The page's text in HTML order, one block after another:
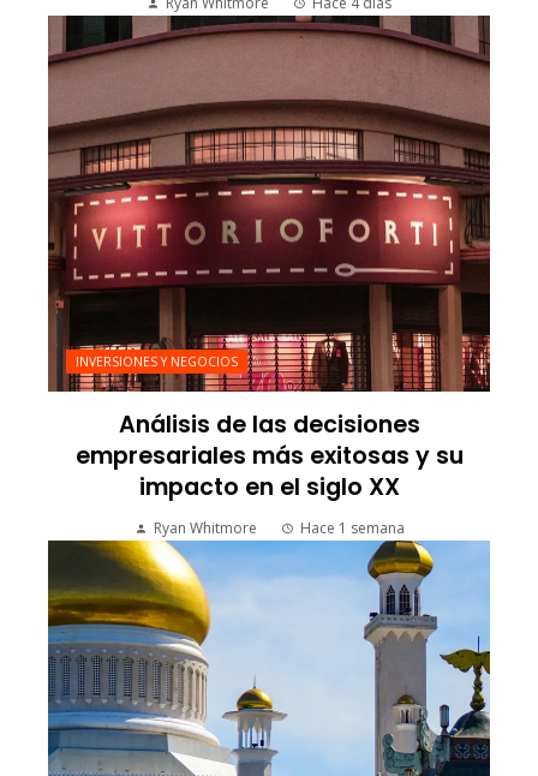
INVERSIONES Y NEGOCIOS
Análisis de las decisiones
empresariales más exitosas y su
impacto en el siglo XX
Ryan Whitmore Hace 1 semana